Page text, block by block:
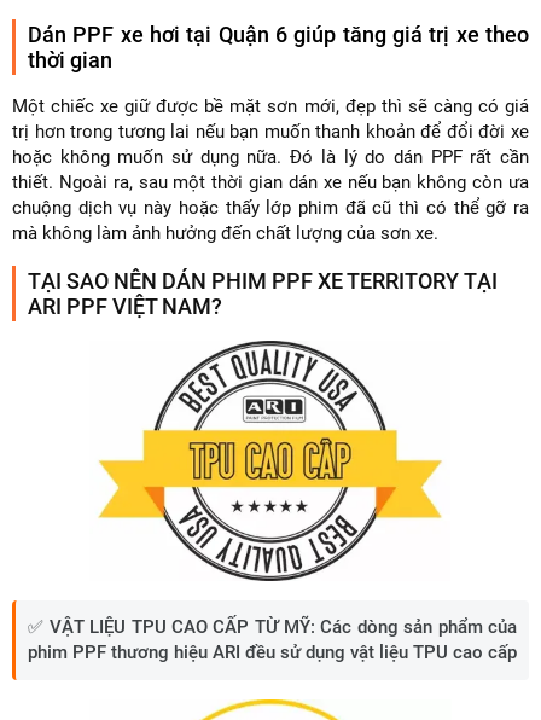
Dán PPF xe hơi tại Quận 6 giúp tăng giá trị xe theo
thời gian
Một chiếc xe giữ được bề mặt sơn mới, đẹp thì sẽ càng có giá
trị hơn trong tương lai nếu bạn muốn thanh khoản để đổi đời xe
hoặc không muốn sử dụng nữa. Đó là lý do dán PPF rất cần
thiết. Ngoài ra, sau một thời gian dán xe nếu bạn không còn ưa
chuộng dịch vụ này hoặc thấy lớp phim đã cũ thì có thể gỡ ra
mà không làm ảnh hưởng đến chất lượng của sơn xe.
TẠI SAO NÊN DÁN PHIM PPF XE TERRITORY TẠI
ARI PPF VIỆT NAM?
✅ VẬT LIỆU TPU CAO CẤP TỪ MỸ: Các dòng sản phẩm của
phim PPF thương hiệu ARI đều sử dụng vật liệu TPU cao cấp